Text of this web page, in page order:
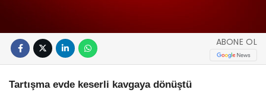
ABONE OL
Tartışma evde keserli kavgaya dönüştü